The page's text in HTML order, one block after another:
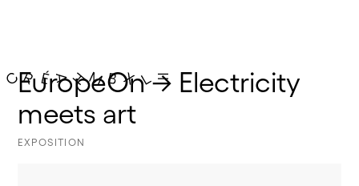
EuropeOn → Electricity
meets art
EXPOSITION